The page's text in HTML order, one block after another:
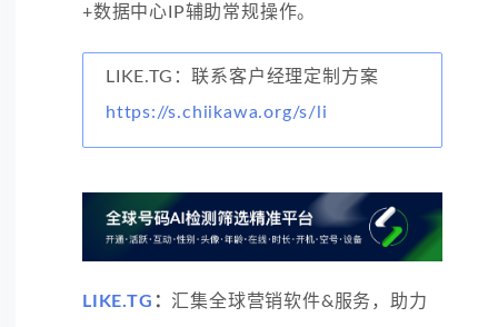
+数据中心IP辅助常规操作。
LIKE.TG：联系客户经理定制方案
https://s.chiikawa.org/s/li
LIKE.TG ： 汇集全球营销软件&服务，助力